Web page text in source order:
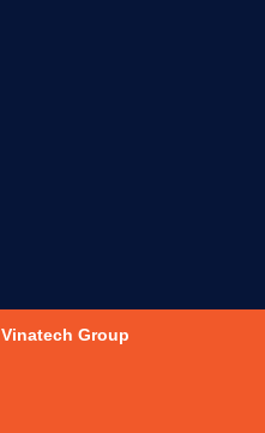
Vinatech Group